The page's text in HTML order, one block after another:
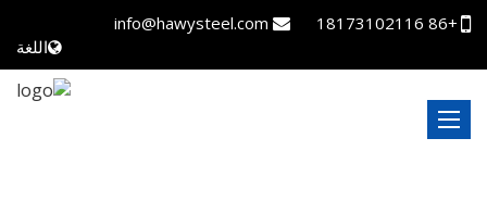
+86 18173102116
info@hawysteel.com
اللغة